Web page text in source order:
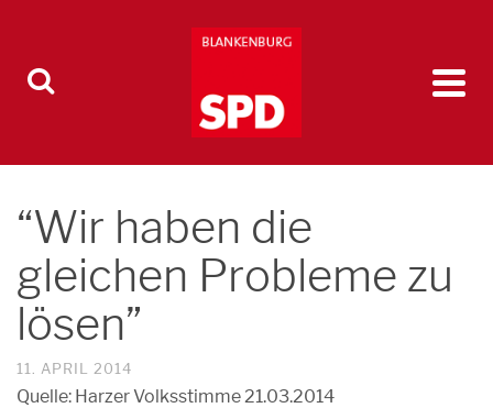
“Wir haben die
gleichen Probleme zu
lösen”
11. APRIL 2014
Quelle: Harzer Volksstimme 21.03.2014